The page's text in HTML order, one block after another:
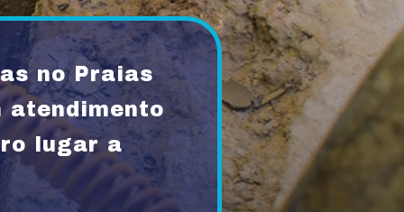
no Praias
atendimento
lugar a